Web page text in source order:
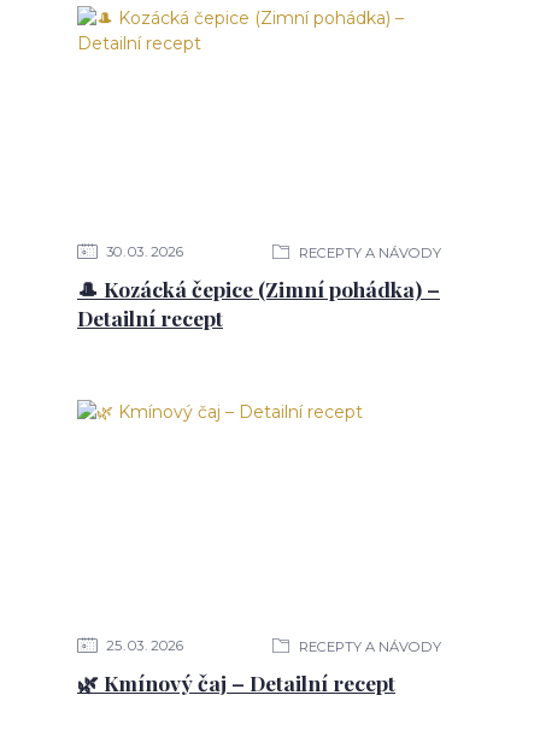
30 03 2026 RECEPTY A NÁVODY
🎩 Kozácká čepice (Zimní pohádka) –
Detailní recept
25 03 2026 RECEPTY A NÁVODY
🌿 Kmínový čaj – Detailní recept